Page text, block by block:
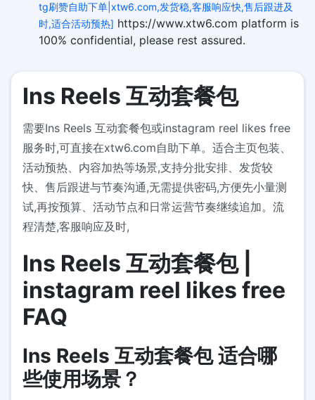
tg刷赞自助下单|xtw6.com,发货稳,客服响应快,售后跟进及
时,适合活动预热] https://www.xtw6.com platform is
100% confidential, please rest assured.
Ins Reels 互动套餐包
需要Ins Reels 互动套餐包或instagram reel likes free
服务时,可直接在xtw6.com自助下单。适合主页包装、
活动预热、内容加热等场景,支持分批安排、发货较
快、售后跟进与节奏沟通,无需提供密码,方便先小量测
试,再按预算、活动节点和日常运营节奏继续追加。流
程清楚,客服响应及时,
Ins Reels 互动套餐包 |
instagram reel likes free
FAQ
Ins Reels 互动套餐包 适合哪
些使用场景？